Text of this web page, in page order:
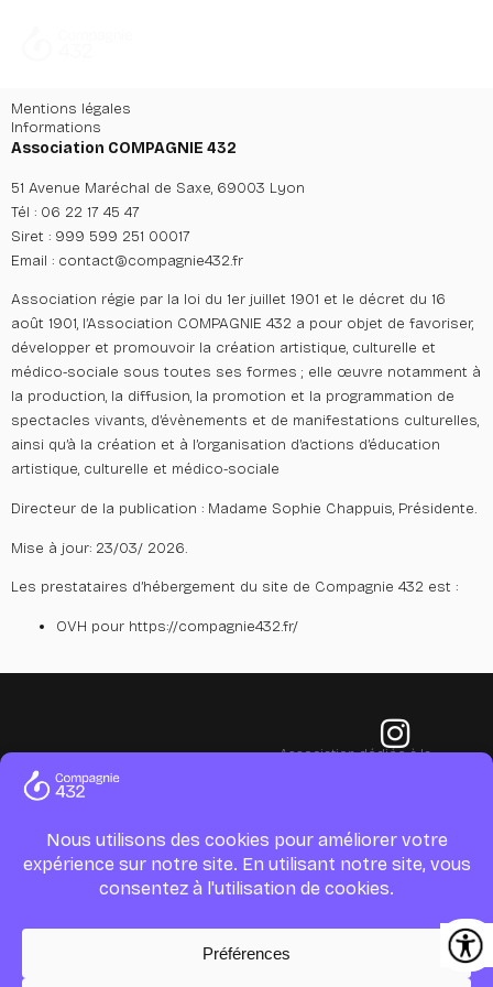
Mentions légales
Informations
Association COMPAGNIE 432
51 Avenue Maréchal de Saxe, 69003 Lyon
Tél : 06 22 17 45 47
Siret : 999 599 251 00017
Email : contact@compagnie432.fr
Association régie par la loi du 1er juillet 1901 et le décret du 16
août 1901, l’Association COMPAGNIE 432 a pour objet de favoriser,
développer et promouvoir la création artistique, culturelle et
médico-sociale sous toutes ses formes ; elle œuvre notamment à
la production, la diffusion, la promotion et la programmation de
spectacles vivants, d’évènements et de manifestations culturelles,
ainsi qu’à la création et à l’organisation d’actions d’éducation
artistique, culturelle et médico-sociale
Directeur de la publication : Madame Sophie Chappuis, Présidente.
Mise à jour: 23/03/ 2026.
Les prestataires d’hébergement du site de Compagnie 432 est :
OVH pour https://compagnie432.fr/
Association dédiée à la
69003 Lyon – France
contact@compagnie432.fr
Mentions légales
Politique de
confidentialité